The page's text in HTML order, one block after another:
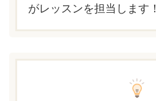
がレッスンを担当します！